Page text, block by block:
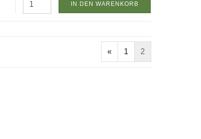
IN DEN WARENKORB
« 1 2